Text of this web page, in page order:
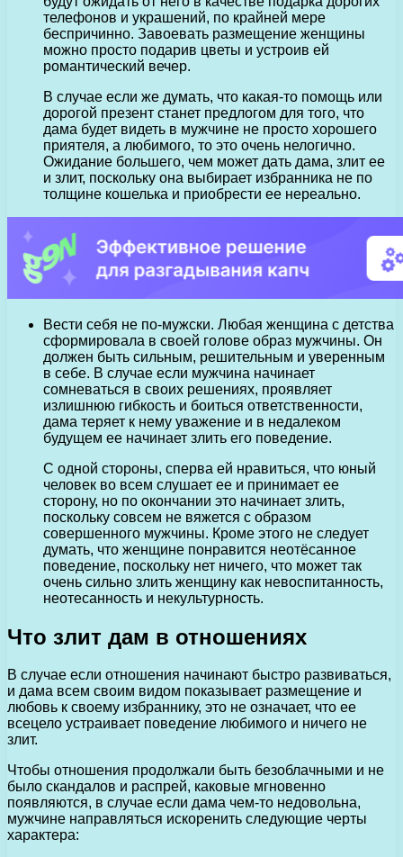
телефонов и украшений, по крайней мере
беспричинно. Завоевать размещение женщины
можно просто подарив цветы и устроив ей
романтический вечер.
В случае если же думать, что какая-то помощь или
дорогой презент станет предлогом для того, что
дама будет видеть в мужчине не просто хорошего
приятеля, а любимого, то это очень нелогично.
Ожидание большего, чем может дать дама, злит ее
и злит, поскольку она выбирает избранника не по
толщине кошелька и приобрести ее нереально.
Вести себя не по-мужски. Любая женщина с детства
сформировала в своей голове образ мужчины. Он
должен быть сильным, решительным и уверенным
в себе. В случае если мужчина начинает
сомневаться в своих решениях, проявляет
излишнюю гибкость и боиться ответственности,
дама теряет к нему уважение и в недалеком
будущем ее начинает злить его поведение.
С одной стороны, сперва ей нравиться, что юный
человек во всем слушает ее и принимает ее
сторону, но по окончании это начинает злить,
поскольку совсем не вяжется с образом
совершенного мужчины. Кроме этого не следует
думать, что женщине понравится неотёсанное
поведение, поскольку нет ничего, что может так
очень сильно злить женщину как невоспитанность,
неотесанность и некультурность.
Что злит дам в отношениях
В случае если отношения начинают быстро развиваться,
и дама всем своим видом показывает размещение и
любовь к своему избраннику, это не означает, что ее
всецело устраивает поведение любимого и ничего не
злит.
Чтобы отношения продолжали быть безоблачными и не
было скандалов и распрей, каковые мгновенно
появляются, в случае если дама чем-то недовольна,
мужчине направляться искоренить следующие черты
характера: